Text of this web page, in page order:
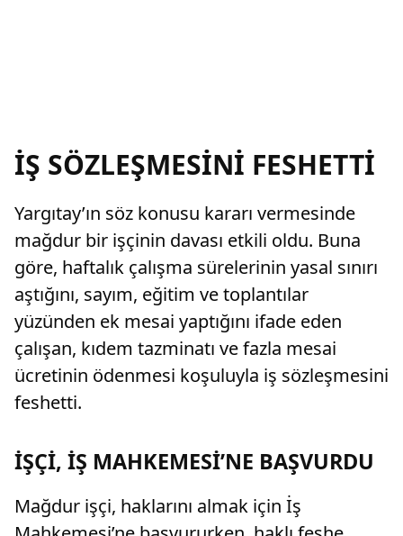
İŞ SÖZLEŞMESİNİ FESHETTİ
Yargıtay’ın söz konusu kararı vermesinde
mağdur bir işçinin davası etkili oldu. Buna
göre, haftalık çalışma sürelerinin yasal sınırı
aştığını, sayım, eğitim ve toplantılar
yüzünden ek mesai yaptığını ifade eden
çalışan, kıdem tazminatı ve fazla mesai
ücretinin ödenmesi koşuluyla iş sözleşmesini
feshetti.
İŞÇİ, İŞ MAHKEMESİ’NE BAŞVURDU
Mağdur işçi, haklarını almak için İş